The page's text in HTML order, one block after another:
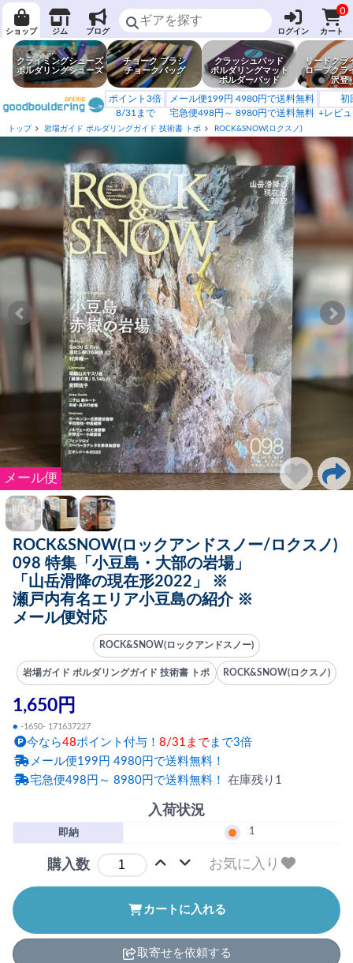
ショップ ジム ブログ ログイン
0
カート
クライミングシューズ
ボルダリングシューズ
チョーク ブラシ
チョークバッグ
クラッシュパッド
ボルダリングマット
ボルダーパッド
リードクラ
ロープクラ
沢登
ポイント3倍
8/31まで
メール便199円 4980円で送料無料
宅急便498円～ 8980円で送料無料
初
+レビ
トップ 岩場ガイド ボルダリングガイド 技術書 トポ ROCK&SNOW(ロクスノ)
メール便
ROCK&SNOW(ロックアンドスノー/ロクスノ)
098 特集「小豆島・大部の岩場」
「山岳滑降の現在形2022」 ※
瀬戸内有名エリア小豆島の紹介 ※
メール便対応
ROCK&SNOW(ロックアンドスノー)
岩場ガイド ボルダリングガイド 技術書 トポ ROCK&SNOW(ロクスノ)
1,650円
● -1650- 171637227
今なら48ポイント付与！ 8/31まで まで3倍
メール便199円 4980円で送料無料！
宅急便498円～ 8980円で送料無料！ 在庫残り1
入荷状況
即納 1
購入数 お気に入り
カートに入れる
取寄せを依頼する